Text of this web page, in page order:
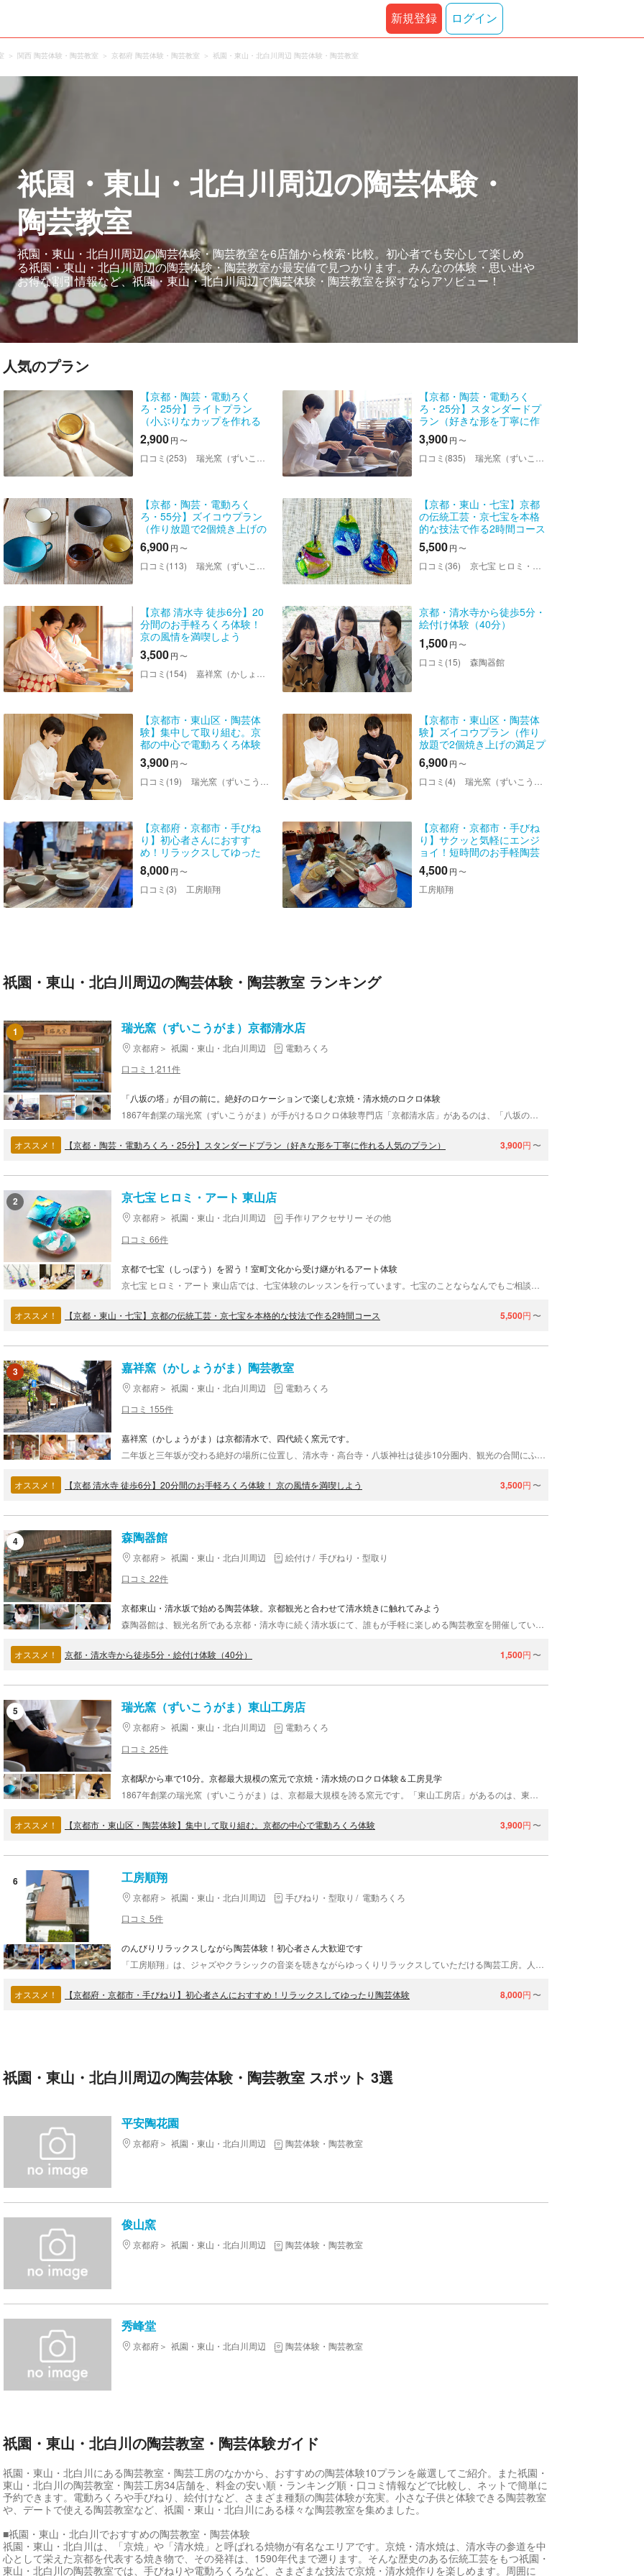
新規登録 ログイン
関西 陶芸体験・陶芸教室 京都府 陶芸体験・陶芸教室 祇園・東山・北白川周辺 陶芸体験・陶芸教室
祇園・東山・北白川周辺の陶芸体験・
陶芸教室
祇園・東山・北白川周辺の陶芸体験・陶芸教室を6店舗から検索･比較。初心者でも安心して楽しめ
る祇園・東山・北白川周辺の陶芸体験・陶芸教室が最安値で見つかります。みんなの体験・思い出や
お得な割引情報など、祇園・東山・北白川周辺で陶芸体験・陶芸教室を探すならアソビュー！
人気のプラン
【京都・陶芸・電動ろく
ろ・25分】ライトプラン
（小ぶりなカップを作れる
お手軽プラン）
2,900円 〜
口コミ(253) 瑞光窯（ずいこうがま）京都清水店
【京都・陶芸・電動ろく
ろ・25分】スタンダードプ
ラン（好きな形を丁寧に作
れる人気のプラン）
3,900円 〜
口コミ(835) 瑞光窯（ずいこうがま）京都清水店
【京都・陶芸・電動ろく
ろ・55分】ズイコウプラン
（作り放題で2個焼き上げの
満足プラン）
6,900円 〜
口コミ(113) 瑞光窯（ずいこうがま）京都清水店
【京都・東山・七宝】京都
の伝統工芸・京七宝を本格
的な技法で作る2時間コース
5,500円 〜
口コミ(36) 京七宝 ヒロミ・アート 東山店
【京都 清水寺 徒歩6分】20
分間のお手軽ろくろ体験！
京の風情を満喫しよう
3,500円 〜
口コミ(154) 嘉祥窯（かしょうがま）陶芸教室
京都・清水寺から徒歩5分・
絵付け体験（40分）
1,500円 〜
口コミ(15) 森陶器館
【京都市・東山区・陶芸体
験】集中して取り組む。京
都の中心で電動ろくろ体験
3,900円 〜
口コミ(19) 瑞光窯（ずいこうがま）東山工房店
【京都市・東山区・陶芸体
験】ズイコウプラン（作り
放題で2個焼き上げの満足プ
ラン）
6,900円 〜
口コミ(4) 瑞光窯（ずいこうがま）東山工房店
【京都府・京都市・手びね
り】初心者さんにおすす
め！リラックスしてゆった
り陶芸体験
8,000円 〜
口コミ(3) 工房順翔
【京都府・京都市・手びね
り】サクッと気軽にエンジ
ョイ！短時間のお手軽陶芸
体験
4,500円 〜
工房順翔
祇園・東山・北白川周辺の陶芸体験・陶芸教室 ランキング
1 瑞光窯（ずいこうがま）京都清水店
京都府 祇園・東山・北白川周辺
電動ろくろ
口コミ 1,211件
「八坂の塔」が目の前に。絶好のロケーションで楽しむ京焼・清水焼のロクロ体験
オススメ！ 【京都・陶芸・電動ろくろ・25分】スタンダードプラン（好きな形を丁寧に作れる人気のプラン） 3,900円 〜
2 京七宝 ヒロミ・アート 東山店
京都府 祇園・東山・北白川周辺
手作りアクセサリー その他
口コミ 66件
京都で七宝（しっぽう）を習う！室町文化から受け継がれるアート体験
オススメ！ 【京都・東山・七宝】京都の伝統工芸・京七宝を本格的な技法で作る2時間コース 5,500円 〜
3 嘉祥窯（かしょうがま）陶芸教室
京都府 祇園・東山・北白川周辺
電動ろくろ
口コミ 155件
嘉祥窯（かしょうがま）は京都清水で、四代続く窯元です。
オススメ！ 【京都 清水寺 徒歩6分】20分間のお手軽ろくろ体験！ 京の風情を満喫しよう 3,500円 〜
4 森陶器館
京都府 祇園・東山・北白川周辺 絵付け
手びねり・型取り
口コミ 22件
京都東山・清水坂で始める陶芸体験。京都観光と合わせて清水焼きに触れてみよう
森陶器館は、観光名所である京都・清水寺に続く清水坂にて、誰もが手軽に楽しめる陶芸教室を開催しています。 観光名所の真ん中で陶芸体験。観光と合わせて立ち寄れる抜群の立地 森陶器館があるのは、清水寺に向かう清水坂参道の中程の所です。古都の散策、おみやげめぐり、観光名所の訪問の合間に気軽にお立ち寄りいただけます。お店の両側には、おみやげ村もあるので楽しさも2倍。京都観光の折に、伝統の焼物づくりを京都の趣と共に心ゆくまで楽しみください。 京都ひとり歩きのお客様から、修学旅行の大人数の団体様まで 森陶器館は、京都観光の中心地として知られる東山区に立地しています。そのため、修学旅行や卒業旅行などの団体様の受入れ実績も多数。京名所が集まっている場所がら、これまでに多くの団体様に陶芸体験をお楽しみいただいています。大人数でのご参加も喜んで！もちろん、おひとり様でもお気軽にご参加いただけます。 京都観光にお越しの際は、ぜひ森陶器館の陶芸体験にお立ち寄りください。みなさまのご来店をお待ちしております。
オススメ！ 京都・清水寺から徒歩5分・絵付け体験（40分） 1,500円 〜
5 瑞光窯（ずいこうがま）東山工房店
京都府 祇園・東山・北白川周辺
電動ろくろ
口コミ 25件
京都駅から車で10分。京都最大規模の窯元で京焼・清水焼のロクロ体験＆工房見学
オススメ！ 【京都市・東山区・陶芸体験】集中して取り組む。京都の中心で電動ろくろ体験 3,900円 〜
6 工房順翔
京都府 祇園・東山・北白川周辺 手びねり・型取り
電動ろくろ
口コミ 5件
のんびりリラックスしながら陶芸体験！初心者さん大歓迎です
オススメ！ 【京都府・京都市・手びねり】初心者さんにおすすめ！リラックスしてゆったり陶芸体験 8,000円 〜
祇園・東山・北白川周辺の陶芸体験・陶芸教室 スポット 3選
平安陶花園
京都府 祇園・東山・北白川周辺 陶芸体験・陶芸教室
俊山窯
京都府 祇園・東山・北白川周辺 陶芸体験・陶芸教室
秀峰堂
京都府 祇園・東山・北白川周辺 陶芸体験・陶芸教室
祇園・東山・北白川の陶芸教室・陶芸体験ガイド
祇園・東山・北白川にある陶芸教室・陶芸工房のなかから、おすすめの陶芸体験10プランを厳選してご紹介。また祇園・
東山・北白川の陶芸教室・陶芸工房34店舗を、料金の安い順・ランキング順・口コミ情報などで比較し、ネットで簡単に
予約できます。電動ろくろや手びねり、絵付けなど、さまざま種類の陶芸体験が充実。小さな子供と体験できる陶芸教室
や、デートで使える陶芸教室など、祇園・東山・北白川にある様々な陶芸教室を集めました。
■祇園・東山・北白川でおすすめの陶芸教室・陶芸体験
祇園・東山・北白川は、「京焼」や「清水焼」と呼ばれる焼物が有名なエリアです。京焼・清水焼は、清水寺の参道を中
心として栄えた京都を代表する焼き物で、その発祥は、1590年代まで遡ります。そんな歴史のある伝統工芸をもつ祇園・
東山・北白川の陶芸教室では、手びねりや電動ろくろなど、さまざまな技法で京焼・清水焼作りを楽しめます。周囲に